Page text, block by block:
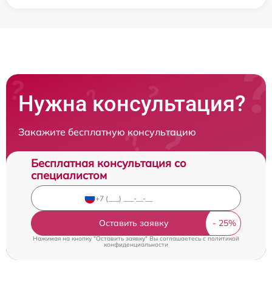
Нужна консультация?
Закажите бесплатную консультацию
Бесплатная консультация со
специалистом
Оставить заявку
Нажимая на кнопку "Оставить заявку" Вы соглашаетесь cполитикой
конфиденциальности